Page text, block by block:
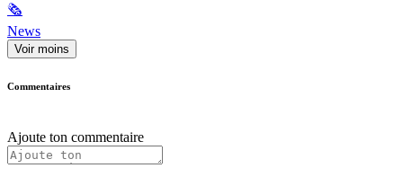
🗞
News
Voir moins
Commentaires
Ajoute ton commentaire